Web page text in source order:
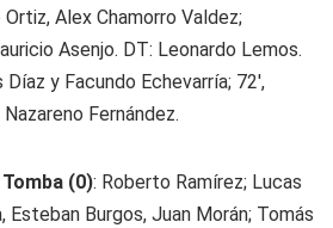
Alex Chamorro Valdez;
Asenjo. DT: Leonardo Lemos.
Díaz y Facundo Echevarría; 72',
Fernández.
(0): Roberto Ramírez; Lucas
Burgos, Juan Morán; Tomás